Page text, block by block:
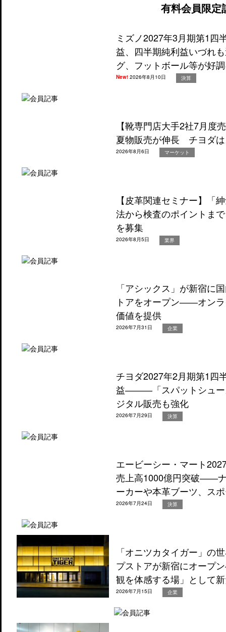
有料会員限定
ミズノ2027年3月期第1四
益、四半期純利益いづれ
グ、フットボール等が好
New!2026年8月10日 決算
【靴専門店大手2社7月度
夏物販売が伸長 チヨダ
2026年8月6日 マーケット
【皮革関連セミナー】「
法から検査のポイントま
を募集
2026年8月5日 業界
「アシックス」が新宿に
トアをオープン――オン
価値を提供
2026年7月31日 企業
チヨダ2027年2月期第1四
益―――「スパットシュー
ジタル販売も強化
2026年7月29日 決算
エービーシー・マート
売上高1000億円突破――
ーカーや本革ブーツ、ス
2026年7月24日 決算
「オニツカタイガー」の
プストアが新宿にオープ
観を体感する場」として
2026年7月15日 企業